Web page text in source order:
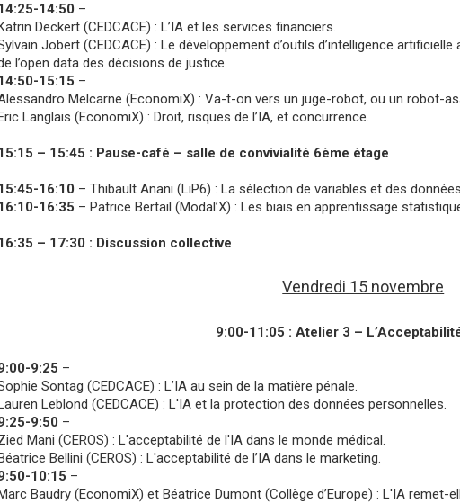
14:50 –
Deckert (CEDCACE) : L’IA et les services financiers.
Jobert (CEDCACE) : Le développement d’outils d’intelligence
l’open data des décisions de justice.
15:15 –
Melcarne (EconomiX) : Va-t-on vers un juge-robot, ou un robot-
Langlais (EconomiX) : Droit, risques de l’IA, et concurrence.
– 15:45 : Pause-café – salle de convivialité 6ème étage
16:10 – Thibault Anani (LiP6) : La sélection de variables et des
16:35 – Patrice Bertail (Modal’X) : Les biais en apprentissage
– 17:30 : Discussion collective
Vendredi 15 novembre
9:00-11:05 : Atelier 3 –
9:25 –
Sontag (CEDCACE) : L’IA au sein de la matière pénale.
Leblond (CEDCACE) : L'IA et la protection des données personnelles.
9:50 –
Mani (CEROS) : L'acceptabilité de l'IA dans le monde médical.
Bellini (CEROS) : L'acceptabilité de l’IA dans le marketing.
10:15 –
Baudry (EconomiX) et Béatrice Dumont (Collège d’Europe) : L'IA